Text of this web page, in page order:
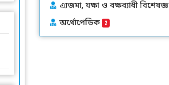
এ্যজমা, যক্ষা ও বক্ষব্যাধী বিশেষজ্ঞ
অর্থোপেডিক 2